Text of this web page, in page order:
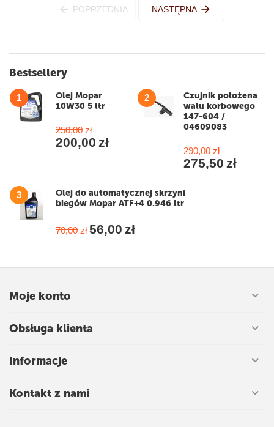
POPRZEDNIA NASTĘPNA
Bestsellery
1
Olej Mopar
10W30 5 ltr
250,00 zł
200,00 zł
2
Czujnik położena
wału korbowego
147-604 /
04609083
290,00 zł
275,50 zł
3
Olej do automatycznej skrzyni
biegów Mopar ATF+4 0.946 ltr
70,00 zł 56,00 zł
Moje konto
Obsługa klienta
Informacje
Kontakt z nami